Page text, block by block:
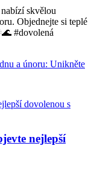
skvělou
Objednejte si teplé
#dovolená
a únoru: Unikněte
nejlepší